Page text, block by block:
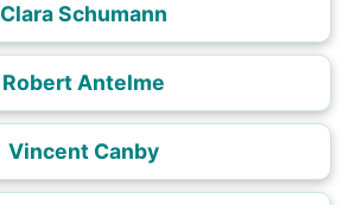
Clara Schumann
Robert Antelme
Vincent Canby